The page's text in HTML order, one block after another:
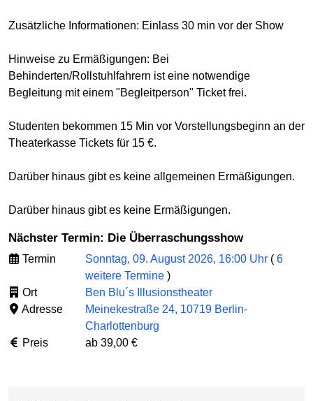
Zusätzliche Informationen: Einlass 30 min vor der Show
Hinweise zu Ermäßigungen: Bei
Behinderten/Rollstuhlfahrern ist eine notwendige
Begleitung mit einem "Begleitperson" Ticket frei.
Studenten bekommen 15 Min vor Vorstellungsbeginn an der
Theaterkasse Tickets für 15 €.
Darüber hinaus gibt es keine allgemeinen Ermäßigungen.
Darüber hinaus gibt es keine Ermäßigungen.
Nächster Termin: Die Überraschungsshow
Termin Sonntag, 09. August 2026, 16:00 Uhr ( 6
weitere Termine )
Ort
Ben Blu´s Illusionstheater
Adresse
Meinekestraße 24, 10719 Berlin-
Charlottenburg
Preis
ab 39,00 €